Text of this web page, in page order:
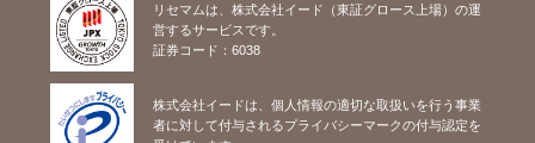
リセマムは、株式会社イード（東証グロース上場）の運
営するサービスです。
証券コード：6038
株式会社イードは、個人情報の適切な取扱いを行う事業
者に対して付与されるプライバシーマークの付与認定を